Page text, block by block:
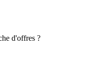
d'offres ?